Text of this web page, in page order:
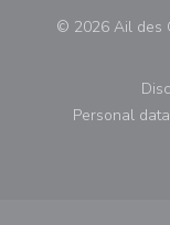
© 2026 Ail des
Personal